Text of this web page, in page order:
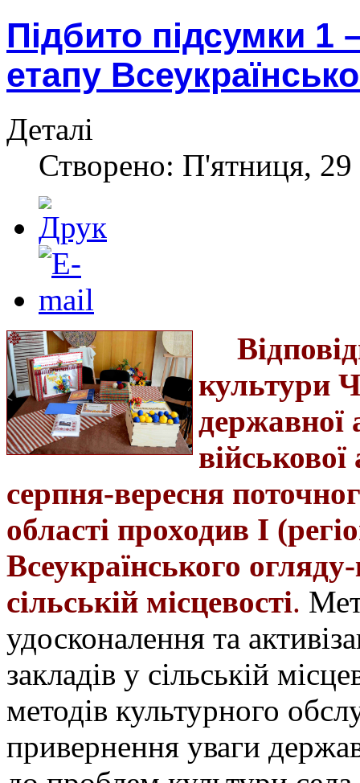
Підбито підсумки 1
етапу
Деталі
Створено: П'ятниця, 29
культури
державної
військової
серпня-вересня
області проходив І
Всеукраїнського
сільській місцевості.
удосконалення та
закладів у сільській
методів культурного
привернення уваги